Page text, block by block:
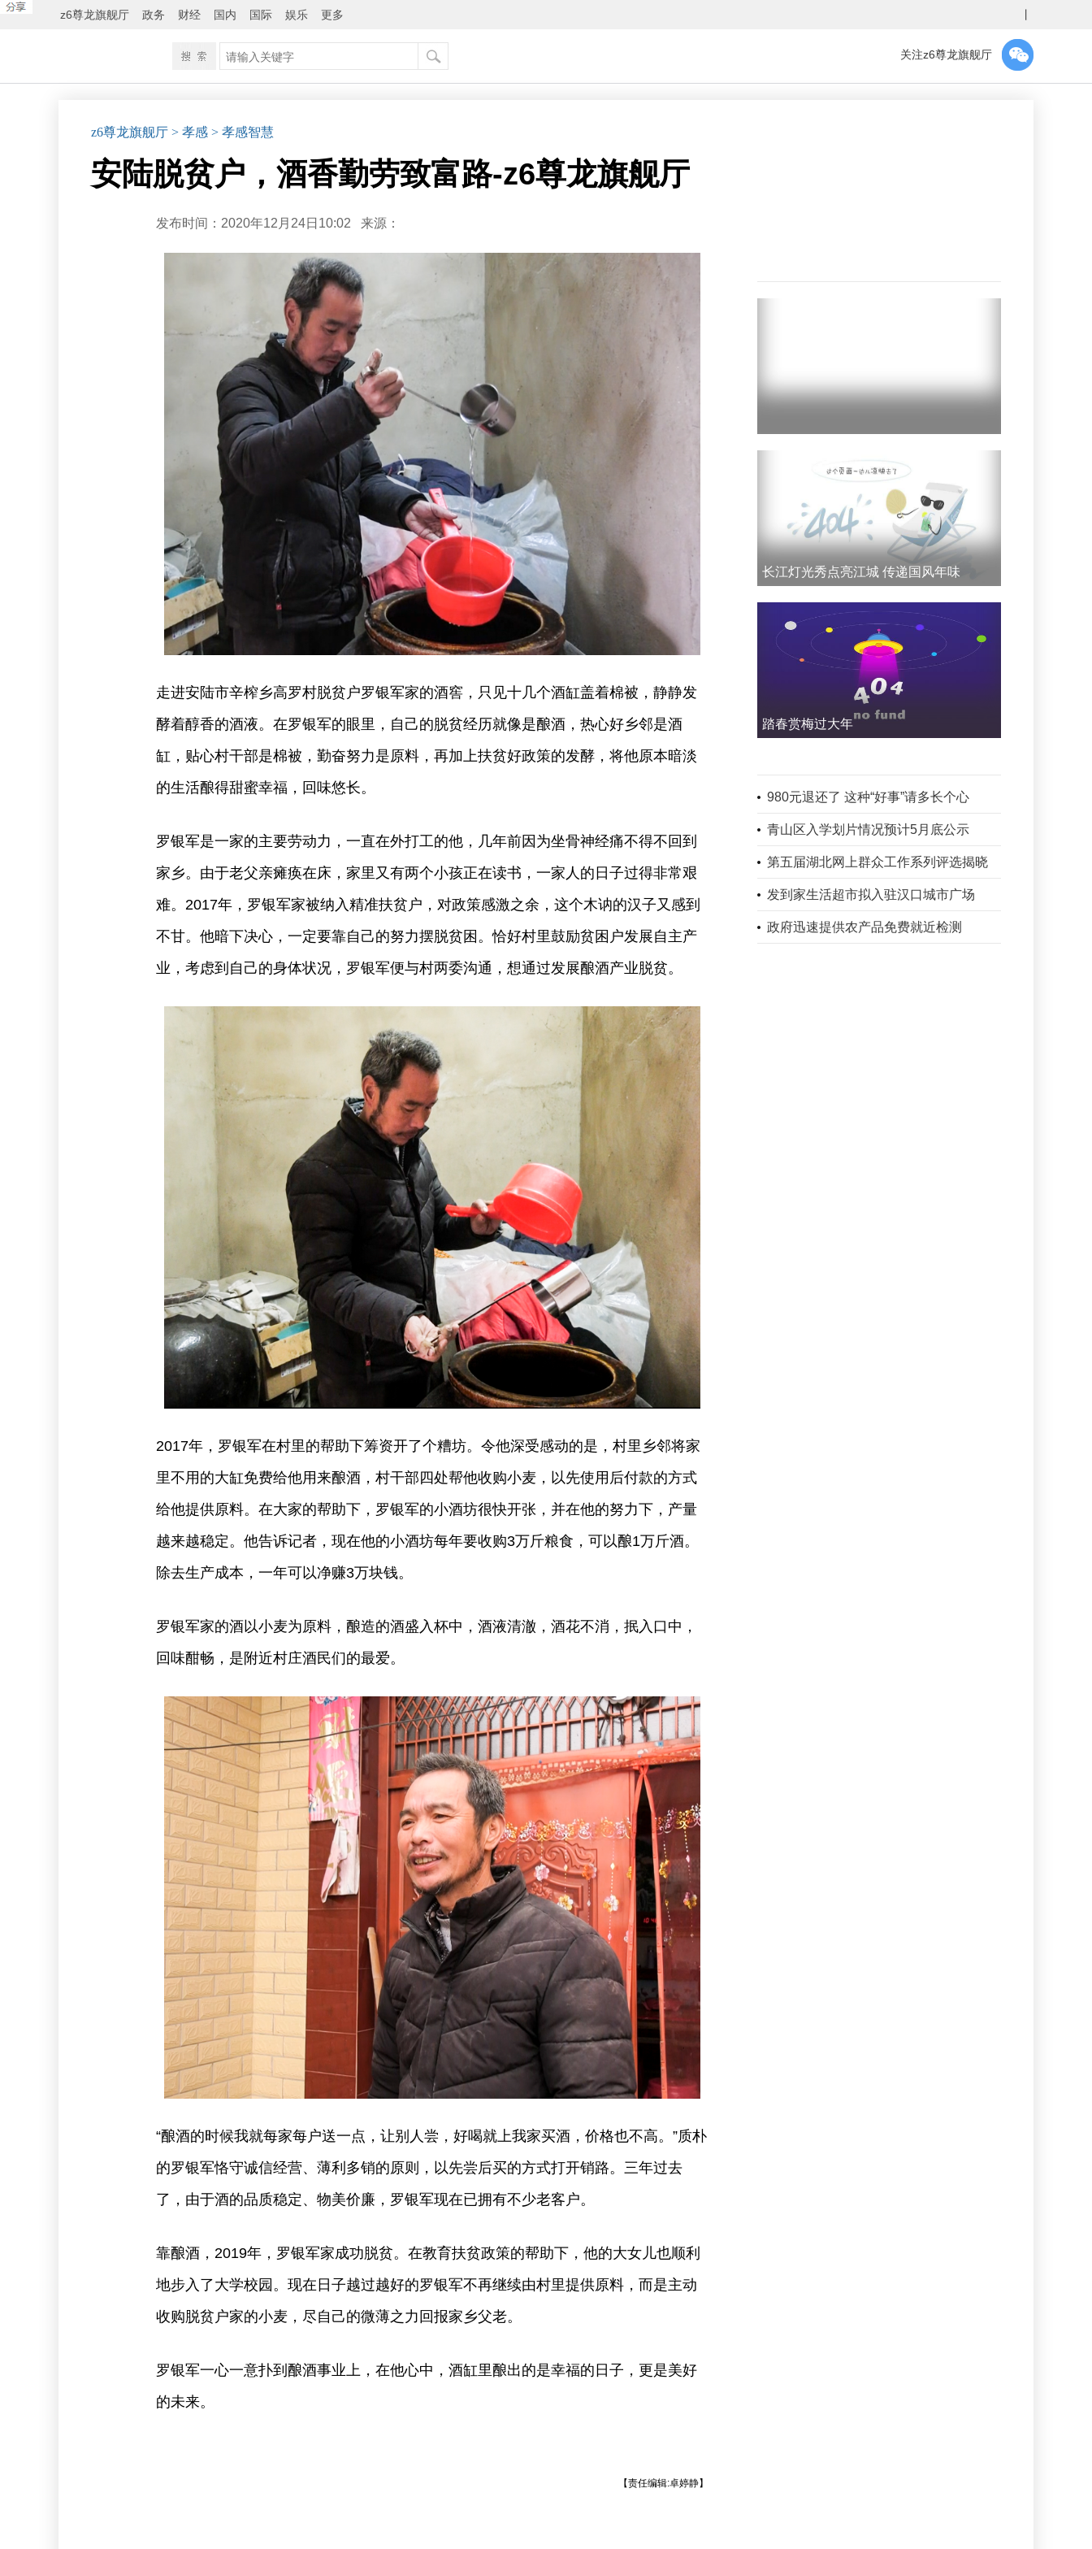
z6尊龙旗舰厅 政务 财经 国内 国际 娱乐 更多
关注z6尊龙旗舰厅
z6尊龙旗舰厅 > 孝感 > 孝感智慧
安陆脱贫户，酒香勤劳致富路-z6尊龙旗舰厅
发布时间：2020年12月24日10:02 来源：
走进安陆市辛榨乡高罗村脱贫户罗银军家的酒窖，只见十几个酒缸盖着棉被，静静发
酵着醇香的酒液。在罗银军的眼里，自己的脱贫经历就像是酿酒，热心好乡邻是酒
缸，贴心村干部是棉被，勤奋努力是原料，再加上扶贫好政策的发酵，将他原本暗淡
的生活酿得甜蜜幸福，回味悠长。
罗银军是一家的主要劳动力，一直在外打工的他，几年前因为坐骨神经痛不得不回到
家乡。由于老父亲瘫痪在床，家里又有两个小孩正在读书，一家人的日子过得非常艰
难。2017年，罗银军家被纳入精准扶贫户，对政策感激之余，这个木讷的汉子又感到
不甘。他暗下决心，一定要靠自己的努力摆脱贫困。恰好村里鼓励贫困户发展自主产
业，考虑到自己的身体状况，罗银军便与村两委沟通，想通过发展酿酒产业脱贫。
2017年，罗银军在村里的帮助下筹资开了个糟坊。令他深受感动的是，村里乡邻将家
里不用的大缸免费给他用来酿酒，村干部四处帮他收购小麦，以先使用后付款的方式
给他提供原料。在大家的帮助下，罗银军的小酒坊很快开张，并在他的努力下，产量
越来越稳定。他告诉记者，现在他的小酒坊每年要收购3万斤粮食，可以酿1万斤酒。
除去生产成本，一年可以净赚3万块钱。
罗银军家的酒以小麦为原料，酿造的酒盛入杯中，酒液清澈，酒花不消，抿入口中，
回味酣畅，是附近村庄酒民们的最爱。
“酿酒的时候我就每家每户送一点，让别人尝，好喝就上我家买酒，价格也不高。”质朴
的罗银军恪守诚信经营、薄利多销的原则，以先尝后买的方式打开销路。三年过去
了，由于酒的品质稳定、物美价廉，罗银军现在已拥有不少老客户。
靠酿酒，2019年，罗银军家成功脱贫。在教育扶贫政策的帮助下，他的大女儿也顺利
地步入了大学校园。现在日子越过越好的罗银军不再继续由村里提供原料，而是主动
收购脱贫户家的小麦，尽自己的微薄之力回报家乡父老。
罗银军一心一意扑到酿酒事业上，在他心中，酒缸里酿出的是幸福的日子，更是美好
的未来。
【责任编辑:卓婷静】
长江灯光秀点亮江城 传递国风年味
踏春赏梅过大年
980元退还了 这种“好事”请多长个心
青山区入学划片情况预计5月底公示
第五届湖北网上群众工作系列评选揭晓
发到家生活超市拟入驻汉口城市广场
政府迅速提供农产品免费就近检测